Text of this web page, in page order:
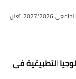
إعلان وظائف المصرية للعلوم والتكنولوجيا (EST) العام الجامعي 2027/2026 تعلن
التطبيقية فى